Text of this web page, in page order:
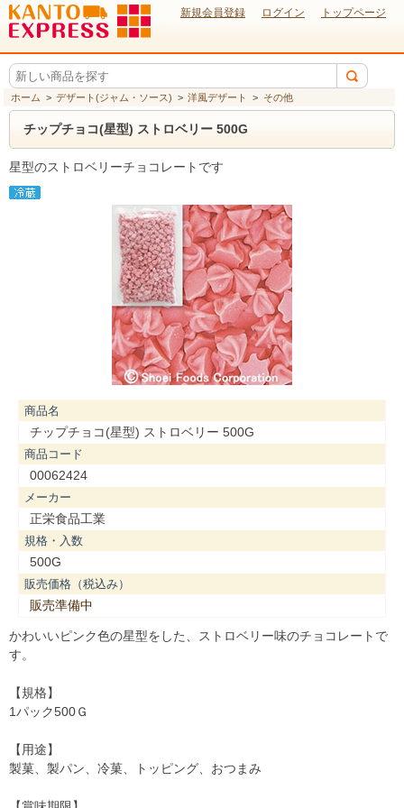
新規会員登録 ログイン トップページ
ホーム > デザート(ジャム・ソース) > 洋風デザート > その他
チップチョコ(星型) ストロベリー 500G
星型のストロベリーチョコレートです
商品名
チップチョコ(星型) ストロベリー 500G
商品コード
00062424
メーカー
正栄食品工業
規格・入数
500G
販売価格（税込み）
販売準備中
かわいいピンク色の星型をした、ストロベリー味のチョコレートで
す。
【規格】
1パック500Ｇ
【用途】
製菓、製パン、冷菓、トッピング、おつまみ